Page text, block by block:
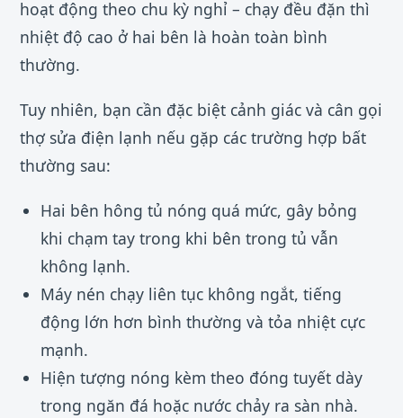
hoạt động theo chu kỳ nghỉ – chạy đều đặn thì
nhiệt độ cao ở hai bên là hoàn toàn bình
thường.
Tuy nhiên, bạn cần đặc biệt cảnh giác và cân gọi
thợ sửa điện lạnh nếu gặp các trường hợp bất
thường sau:
Hai bên hông tủ nóng quá mức, gây bỏng
khi chạm tay trong khi bên trong tủ vẫn
không lạnh.
Máy nén chạy liên tục không ngắt, tiếng
động lớn hơn bình thường và tỏa nhiệt cực
mạnh.
Hiện tượng nóng kèm theo đóng tuyết dày
trong ngăn đá hoặc nước chảy ra sàn nhà.